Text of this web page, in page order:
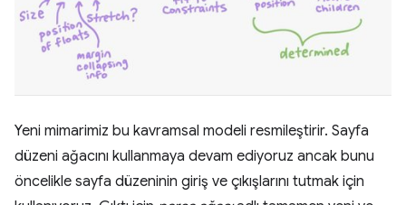
Yeni mimarimiz bu kavramsal modeli resmileştirir. Sayfa
düzeni ağacını kullanmaya devam ediyoruz ancak bunu
öncelikle sayfa düzeninin giriş ve çıkışlarını tutmak için